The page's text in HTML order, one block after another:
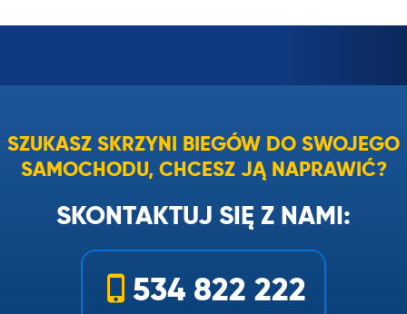
SZUKASZ SKRZYNI BIEGÓW DO SWOJEGO
SAMOCHODU, CHCESZ JĄ NAPRAWIĆ?
SKONTAKTUJ SIĘ Z NAMI:
534 822 222